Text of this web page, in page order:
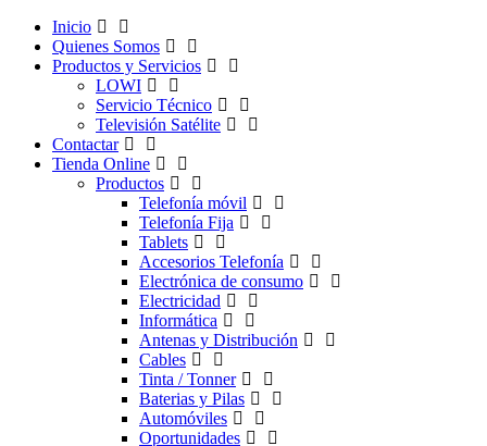
Inicio
Quienes Somos
Productos y Servicios
LOWI
Servicio Técnico
Televisión Satélite
Contactar
Tienda Online
Productos
Telefonía móvil
Telefonía Fija
Tablets
Accesorios Telefonía
Electrónica de consumo
Electricidad
Informática
Antenas y Distribución
Cables
Tinta / Tonner
Baterias y Pilas
Automóviles
Oportunidades